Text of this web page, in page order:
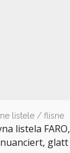
listele / flisne
listela FARO,
glatt